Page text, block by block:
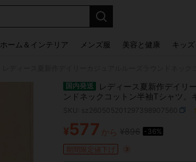
ホーム＆インテリア メンズ服 美容と健康 キッズ
国内発送
レディース夏新作デイリ
ンドネックコットン半袖Tシャツ。
ントがプリントされており、ファ
イリーウェアレディーストップス
PRICE AND
¥577 から -36%
期間限定値下げ